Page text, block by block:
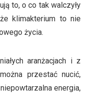
to, o co tak walczyły
klimakterium to nie
życia.
aranżacjach i z
przestać nucić,
energia,